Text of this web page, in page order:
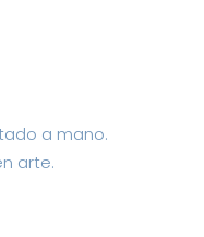
a mano.
arte.